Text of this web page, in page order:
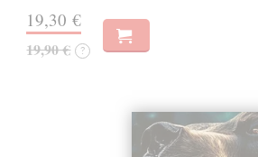
19,30 €
19,90 € ?